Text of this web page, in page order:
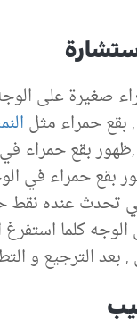
صغيرة على
, بقع حمراء مثل
,ظهور بقع حمراء
بقع حمراء في
تحدث عنده نقط
كلما استفرغ
, بعد الترجيع و